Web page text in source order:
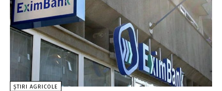
ȘTIRI AGRICOLE